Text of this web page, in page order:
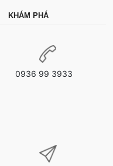
KHÁM PHÁ
0936 99 3933